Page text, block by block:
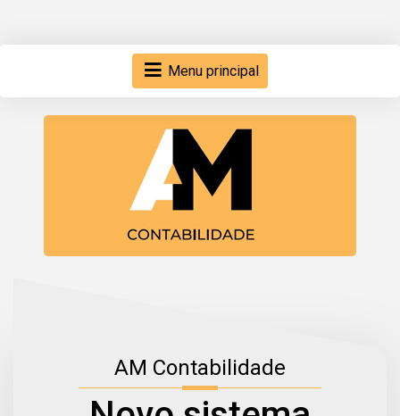
Menu principal
AM Contabilidade